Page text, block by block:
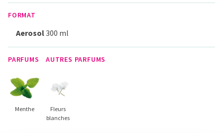
FORMAT
Aerosol300 ml
PARFUMS
Menthe
AUTRES PARFUMS
Fleurs
blanches